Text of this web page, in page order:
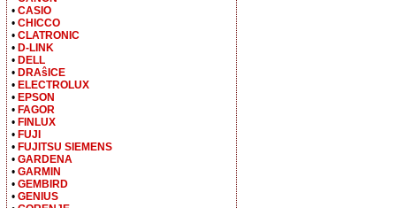
• CASIO
• CHICCO
• CLATRONIC
• D-LINK
• DELL
• DRAŝICE
• ELECTROLUX
• EPSON
• FAGOR
• FINLUX
• FUJI
• FUJITSU SIEMENS
• GARDENA
• GARMIN
• GEMBIRD
• GENIUS